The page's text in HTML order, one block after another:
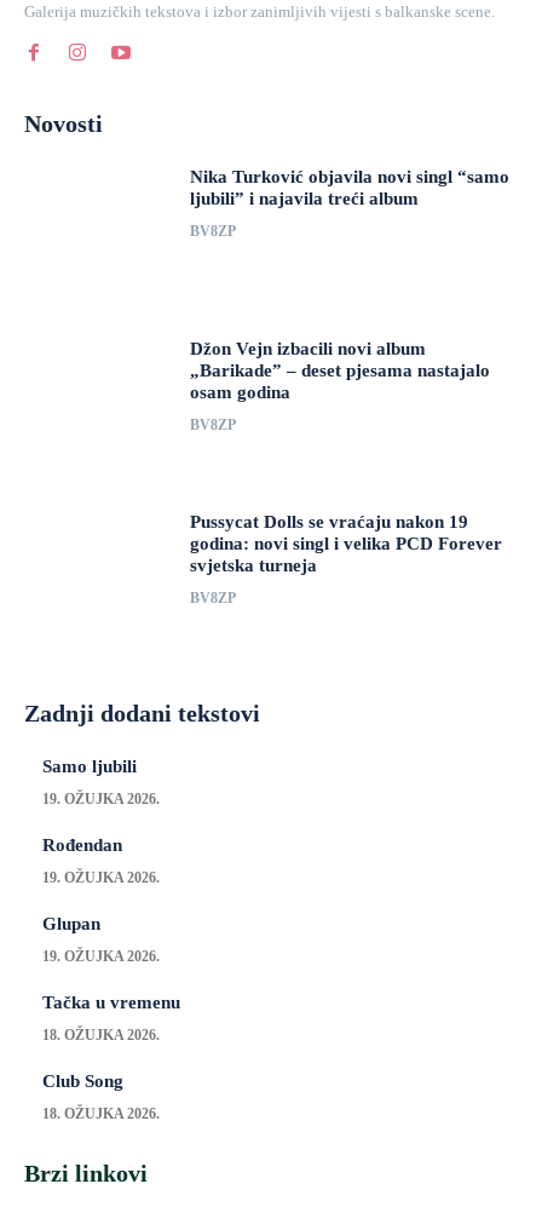
Galerija muzičkih tekstova i izbor zanimljivih vijesti s balkanske scene.
Novosti
Nika Turković objavila novi singl “samo
ljubili” i najavila treći album
BV8ZP
Džon Vejn izbacili novi album
„Barikade” – deset pjesama nastajalo
osam godina
BV8ZP
Pussycat Dolls se vraćaju nakon 19
godina: novi singl i velika PCD Forever
svjetska turneja
BV8ZP
Zadnji dodani tekstovi
Samo ljubili
19. OŽUJKA 2026.
Rođendan
19. OŽUJKA 2026.
Glupan
19. OŽUJKA 2026.
Tačka u vremenu
18. OŽUJKA 2026.
Club Song
18. OŽUJKA 2026.
Brzi linkovi